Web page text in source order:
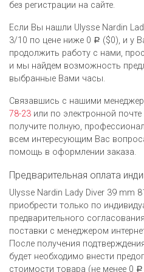
без регистрации на сайте.
Если Вы нашли Ulysse Nardin
3/10 по цене ниже 0 Р ($0), и у
продолжить работу с нами,
и мы найдем возможность
выбранные Вами часы.
Связавшись с нашими
78-23 или по электронной почте
получите полную,
всем интересующим Вас
помощь в оформлении заказа.
Предварительная оплата
Ulysse Nardin Lady Diver 39 mm
приобрести только по
предварительного
поставки с менеджером
После получения
будет необходимо внести
стоимости товара (не менее 0 Р